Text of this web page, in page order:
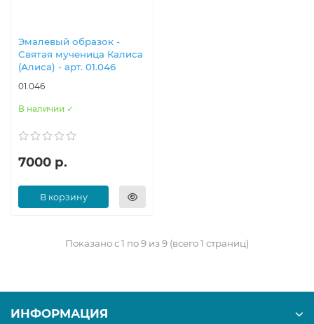
Эмалевый образок -
Святая мученица Калиса
(Алиса) - арт. 01.046
01.046
В наличии ✓
7000 р.
В корзину
Показано с 1 по 9 из 9 (всего 1 страниц)
ИНФОРМАЦИЯ